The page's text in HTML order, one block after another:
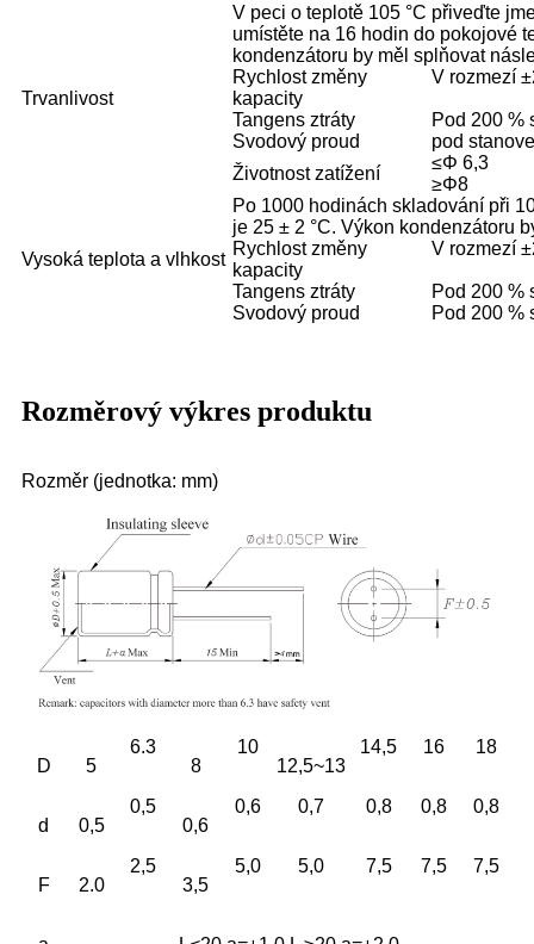
Trvanlivost
V peci o teplotě 105 °C přiveďte
umístěte na 16 hodin do pokojové
kondenzátoru by měl splňovat
Rychlost změny
kapacity
V rozmezí
Tangens ztráty
Pod 200 %
Svodový proud
pod
Životnost zatížení
≤Φ 6,3
≥Φ8
Vysoká teplota a vlhkost
Po 1000 hodinách skladování při
je 25 ± 2 °C. Výkon kondenzátoru
Rychlost změny
kapacity
V rozmezí
Tangens ztráty
Pod 200 %
Svodový proud
Pod 200 %
Rozměrový výkres produktu
Rozměr (jednotka: mm)
D 5
6.3
8
10
12,5~13
14,5 16 18
d 0,5
0,5
0,6
0,6 0,7 0,8 0,8 0,8
F 2.0
2,5
3,5
5,0 5,0 7,5 7,5 7,5